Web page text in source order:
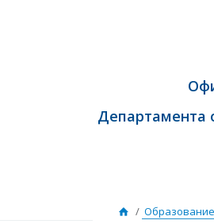
Департамента
/